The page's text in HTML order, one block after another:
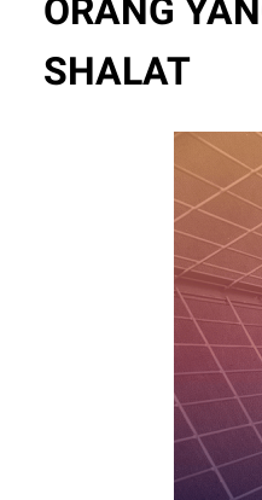
ORANG
SHALAT